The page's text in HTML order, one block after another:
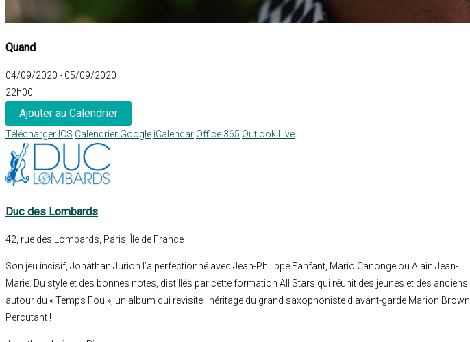
Quand
04/09/2020 - 05/09/2020
22h00
Ajouter au Calendrier
Télécharger ICS Calendrier Google iCalendar Office 365 Outlook Live
Duc des Lombards
42, rue des Lombards, Paris, Île de France
Son jeu incisif, Jonathan Jurion l’a perfectionné avec Jean-Philippe Fanfant, Mario Canonge ou Alain Jean-
Marie. Du style et des bonnes notes, distillés par cette formation All Stars qui réunit des jeunes et des anciens
autour du « Temps Fou », un album qui revisite l’héritage du grand saxophoniste d’avant-garde Marion Brown.
Percutant !